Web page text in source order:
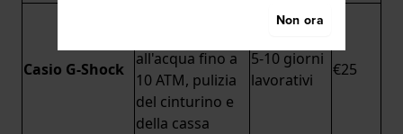
Casio G-Shock
all'acqua fino a
10 ATM, pulizia
del cinturino e
della cassa
5-10 giorni
lavorativi
€25
Non ora